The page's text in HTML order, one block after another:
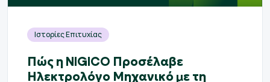
Ιστορίες Επιτυχίας
Πώς η NIGICO Προσέλαβε
Ηλεκτρολόγο Μηχανικό με τη